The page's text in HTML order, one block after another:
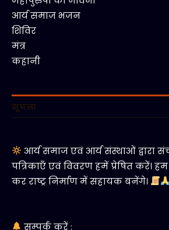
आर्य समाज भजन
शिविर
मंत्र
कहानी
सूचना
आर्य समाज एवं आर्य संस्थाओं द्वारा
पत्रिकाएँ एवं विवरण हमें प्रेषित करें। हम
कर राष्ट्र निर्माण में सहायक बनेंगे।
सम्पर्क करें :